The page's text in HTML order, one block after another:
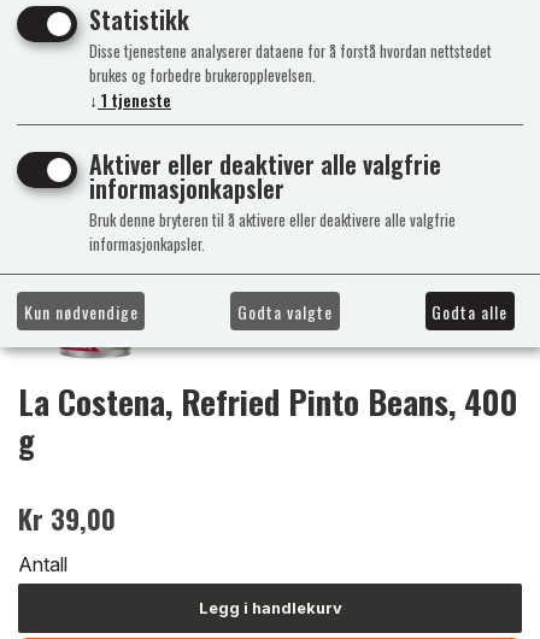
La Costena, Refried Pinto Beans, 400
g
Kr 39,00
Antall
Legg i handlekurv
Statistikk
Disse tjenestene analyserer dataene for å forstå hvordan nettstedet
brukes og forbedre brukeropplevelsen.
↓ 1 tjeneste
Aktiver eller deaktiver alle valgfrie
informasjonkapsler
Bruk denne bryteren til å aktivere eller deaktivere alle valgfrie
informasjonkapsler.
Kun nødvendige Godta valgte Godta alle